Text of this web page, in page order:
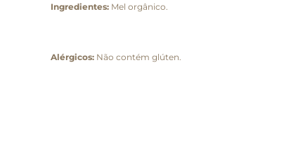
Ingredientes: Mel orgânico.
Alérgicos: Não contém glúten.